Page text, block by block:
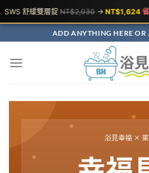
SWS 舒緩雙層錠NT$2,030→NT$1,624 省
ADD ANYTHING HERE OR